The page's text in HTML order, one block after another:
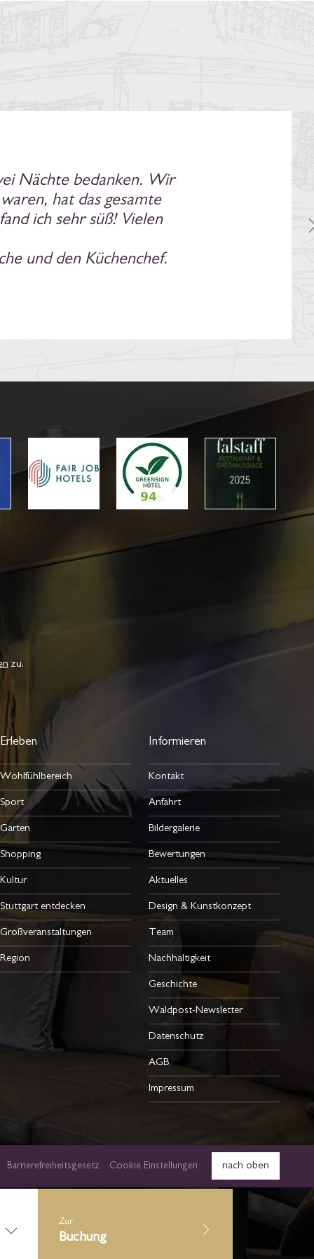
selbst vor Ort dabei
Tagungsservice, tollen
bei Weitem
zu.
Erleben
Wohlfühlbereich
Sport
Garten
Shopping
Kultur
Stuttgart entdecken
Großveranstaltungen
Region
Informieren
Kontakt
Anfahrt
Bildergalerie
Bewertungen
Aktuelles
Design & Kunstkonzept
Team
Nachhaltigkeit
Geschichte
Waldpost-Newsletter
Datenschutz
AGB
Impressum
nach oben
Barrierefreiheitsgesetz Cookie Einstellungen
Zur
Buchung